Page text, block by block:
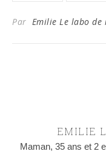
Par Emilie Le labo de
EMILIE
Maman, 35 ans et 2